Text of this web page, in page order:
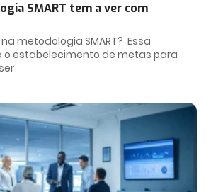
SMART tem a ver com
metodologia SMART? Essa
estabelecimento de metas para